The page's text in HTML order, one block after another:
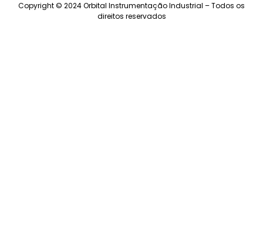
Copyright © 2024 Orbital Instrumentação Industrial – Todos os
direitos reservados